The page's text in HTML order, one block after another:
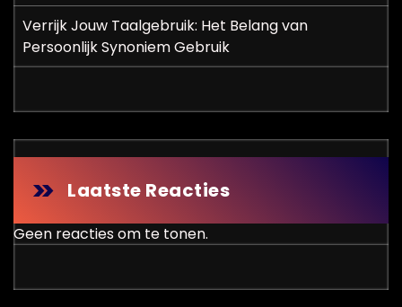
Verrijk Jouw Taalgebruik: Het Belang van
Persoonlijk Synoniem Gebruik
Laatste Reacties
Geen reacties om te tonen.